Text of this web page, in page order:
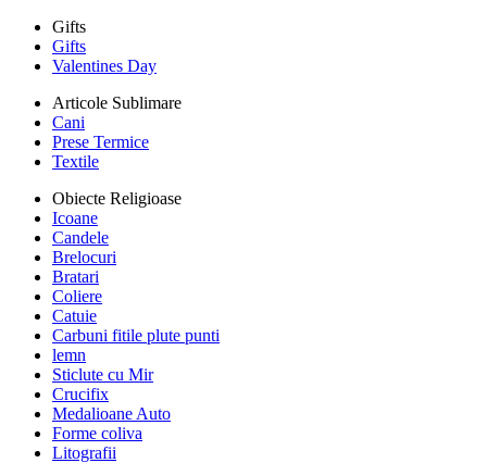
Gifts
Gifts
Valentines Day
Articole Sublimare
Cani
Prese Termice
Textile
Obiecte Religioase
Icoane
Candele
Brelocuri
Bratari
Coliere
Catuie
Carbuni fitile plute punti
lemn
Sticlute cu Mir
Crucifix
Medalioane Auto
Forme coliva
Litografii